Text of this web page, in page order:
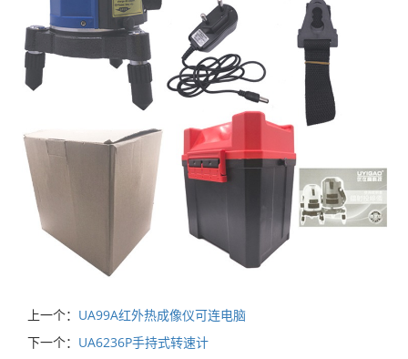
上一个： UA99A红外热成像仪可连电脑
下一个： UA6236P手持式转速计